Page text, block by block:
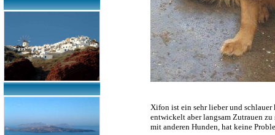
Xifon ist ein sehr lieber und
entwickelt aber langsam Zutrauen
mit anderen Hunden, hat keine